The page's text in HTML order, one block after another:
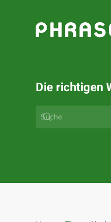
Zum Hauptinhalt
Die richtigen